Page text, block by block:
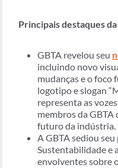
Principais destaques
GBTA revelou seu
incluindo novo
mudanças e o foco
logotipo e slogan
representa as
membros da GBTA
futuro da indústria.
A GBTA sediou
Sustentabilidade e
envolventes sobre